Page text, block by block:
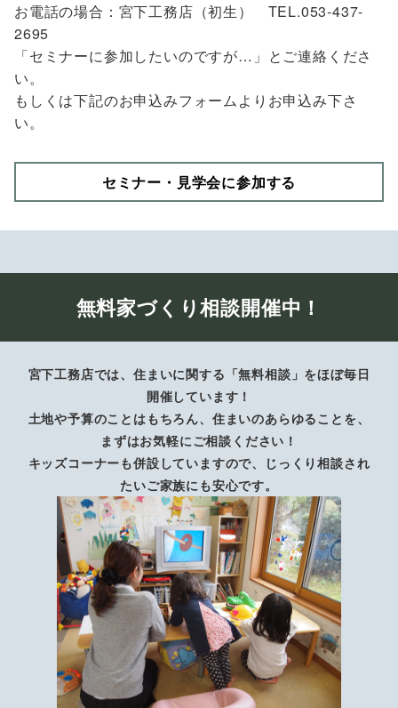
お電話の場合：宮下工務店（初生） TEL.053-437-
2695
「セミナーに参加したいのですが…」とご連絡くださ
い。
もしくは下記のお申込みフォームよりお申込み下さ
い。
セミナー・見学会に参加する
無料家づくり相談開催中！
宮下工務店では、住まいに関する「無料相談」をほぼ毎日
開催しています！
土地や予算のことはもちろん、住まいのあらゆることを、
まずはお気軽にご相談ください！
キッズコーナーも併設していますので、じっくり相談され
たいご家族にも安心です。